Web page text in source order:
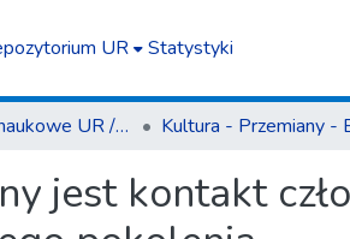
UR Statystyki
Czasopisma naukowe UR / Scientific Journals
jest kontakt